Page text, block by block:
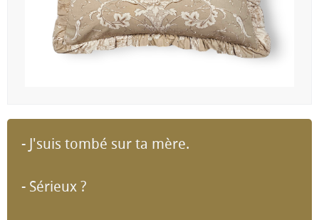
- J'suis tombé sur ta mère.
- Sérieux ?